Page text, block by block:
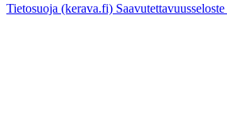
Tietosuoja (kerava.fi) Saavutettavuusseloste